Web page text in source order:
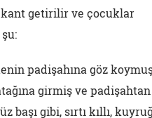
kant getirilir ve çocuklar
padişahına göz
girmiş ve padişahtan
başı gibi, sırtı kıllı,